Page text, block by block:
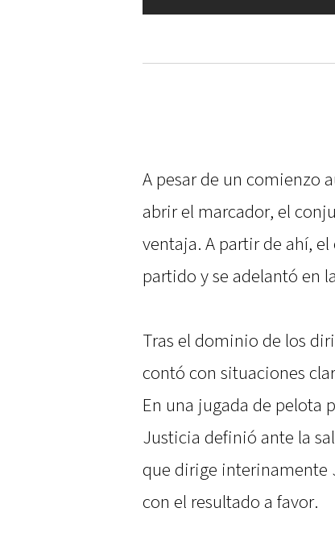
A pesar de un comienzo
abrir el marcador, el
ventaja. A partir de ahí,
partido y se adelantó en
Tras el dominio de los
contó con situaciones
En una jugada de pelota
Justicia definió ante la
que dirige interinamente
con el resultado a favor.